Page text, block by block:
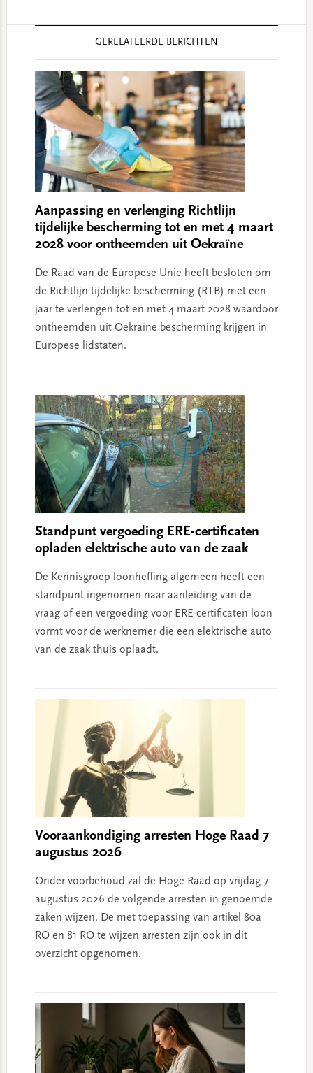
GERELATEERDE BERICHTEN
Aanpassing en verlenging Richtlijn
tijdelijke bescherming tot en met 4 maart
2028 voor ontheemden uit Oekraïne
De Raad van de Europese Unie heeft besloten om
de Richtlijn tijdelijke bescherming (RTB) met een
jaar te verlengen tot en met 4 maart 2028 waardoor
ontheemden uit Oekraïne bescherming krijgen in
Europese lidstaten.
Standpunt vergoeding ERE-certificaten
opladen elektrische auto van de zaak
De Kennisgroep loonheffing algemeen heeft een
standpunt ingenomen naar aanleiding van de
vraag of een vergoeding voor ERE-certificaten loon
vormt voor de werknemer die een elektrische auto
van de zaak thuis oplaadt.
Vooraankondiging arresten Hoge Raad 7
augustus 2026
Onder voorbehoud zal de Hoge Raad op vrijdag 7
augustus 2026 de volgende arresten in genoemde
zaken wijzen. De met toepassing van artikel 80a
RO en 81 RO te wijzen arresten zijn ook in dit
overzicht opgenomen.